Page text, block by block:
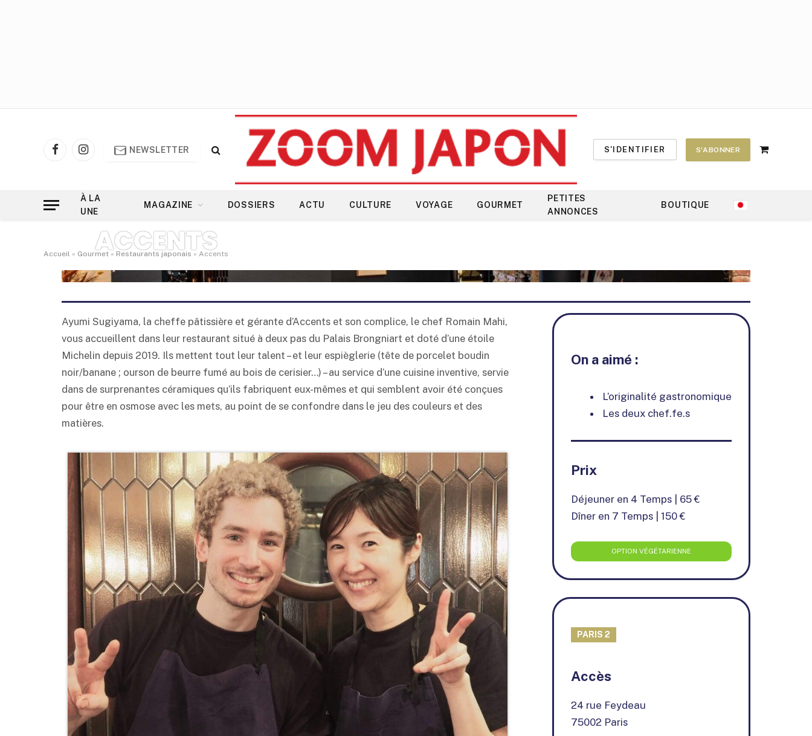
FacebookInstagram
NEWSLETTER S'IDENTIFIER S'ABONNER
Shopping
À LA
UNE
MAGAZINE DOSSIERS ACTU CULTURE VOYAGE GOURMET
PETITES
ANNONCES
BOUTIQUE
Accueil » Gourmet » Restaurants japonais » Accents
ACCENTS
Ayumi Sugiyama, la cheffe pâtissière et gérante d’Accents et son complice, le chef Romain Mahi,
vous accueillent dans leur restaurant situé à deux pas du Palais Brongniart et doté d’une étoile
Michelin depuis 2019. Ils mettent tout leur talent – et leur espièglerie (tête de porcelet boudin
noir/banane ; ourson de beurre fumé au bois de cerisier…) – au service d’une cuisine inventive, servie
dans de surprenantes céramiques qu’ils fabriquent eux-mêmes et qui semblent avoir été conçues
pour être en osmose avec les mets, au point de se confondre dans le jeu des couleurs et des
matières.
On a aimé :
L’originalité gastronomique
Les deux chef.fe.s
Prix
Déjeuner en 4 Temps | 65 €
Dîner en 7 Temps | 150 €
OPTION VÉGÉTARIENNE
PARIS 2
−
Accès
24 rue Feydeau
75002 Paris